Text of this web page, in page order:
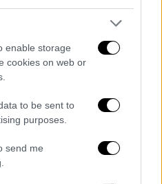
enable storage
cookies on web or
to be sent to
purposes.
send me